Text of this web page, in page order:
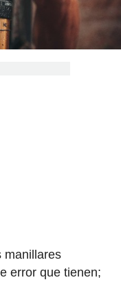
error que tienen;